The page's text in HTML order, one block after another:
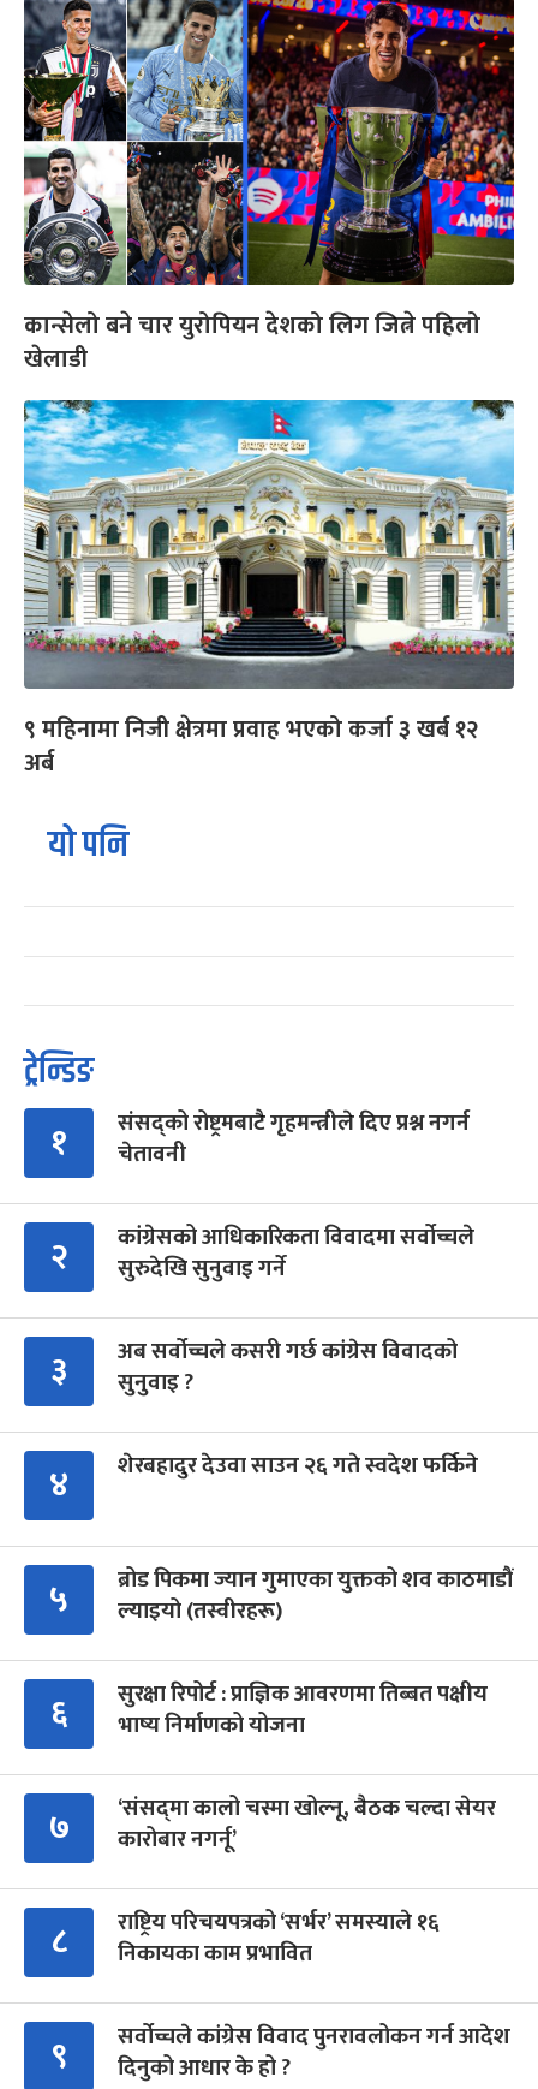
कान्सेलो बने चार युरोपियन देशको लिग जित्ने पहिलो
खेलाडी
९ महिनामा निजी क्षेत्रमा प्रवाह भएको कर्जा ३ खर्ब १२
अर्ब
यो पनि
ट्रेन्डिङ
१
संसद्को रोष्ट्रमबाटै गृहमन्त्रीले दिए प्रश्न नगर्न
चेतावनी
२
कांग्रेसको आधिकारिकता विवादमा सर्वोच्चले
सुरुदेखि सुनुवाइ गर्ने
३
अब सर्वोच्चले कसरी गर्छ कांग्रेस विवादको
सुनुवाइ ?
४ शेरबहादुर देउवा साउन २६ गते स्वदेश फर्किने
५
ब्रोड पिकमा ज्यान गुमाएका युक्तको शव काठमाडौं
ल्याइयो (तस्वीरहरू)
६
सुरक्षा रिपोर्ट : प्राज्ञिक आवरणमा तिब्बत पक्षीय
भाष्य निर्माणको योजना
७
‘संसद्‍मा कालो चस्मा खोल्नू, बैठक चल्दा सेयर
कारोबार नगर्नू’
८
राष्ट्रिय परिचयपत्रको ‘सर्भर’ समस्याले १६
निकायका काम प्रभावित
९
सर्वोच्चले कांग्रेस विवाद पुनरावलोकन गर्न आदेश
दिनुको आधार के हो ?